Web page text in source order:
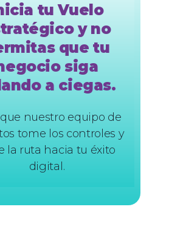
tu Vuelo
y no
que tu
siga
a ciegas.
nuestro equipo de
tome los controles y
la ruta hacia tu éxito
digital.